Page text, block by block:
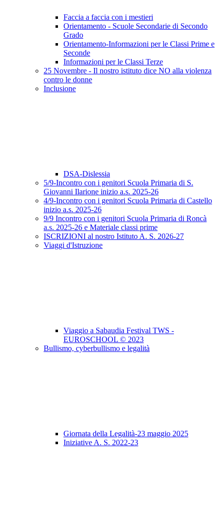
Faccia a faccia con i mestieri
Orientamento - Scuole Secondarie di Secondo
Grado
Orientamento-Informazioni per le Classi Prime e
Seconde
Informazioni per le Classi Terze
25 Novembre - Il nostro istituto dice NO alla violenza
contro le donne
Inclusione
DSA-Dislessia
5/9-Incontro con i genitori Scuola Primaria di S.
Giovanni Ilarione inizio a.s. 2025-26
4/9-Incontro con i genitori Scuola Primaria di Castello
inizio a.s. 2025-26
9/9 Incontro con i genitori Scuola Primaria di Roncà
a.s. 2025-26 e Materiale classi prime
ISCRIZIONI al nostro Istituto A. S. 2026-27
Viaggi d'Istruzione
Viaggio a Sabaudia Festival TWS -
EUROSCHOOL © 2023
Bullismo, cyberbullismo e legalità
Giornata della Legalità-23 maggio 2025
Iniziative A. S. 2022-23